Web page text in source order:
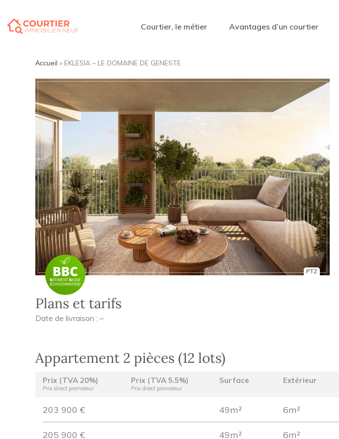
Courtier, le métier Avantages d’un courtier
Accueil » EKLESIA – LE DOMAINE DE GENESTE
PTZ
Plans et tarifs
Date de livraison : –
Appartement 2 pièces (12 lots)
Prix (TVA 20%)
Prix direct promoteur
Prix (TVA 5.5%)
Prix direct promoteur
Surface Extérieur
203 900 € 49m² 6m²
205 900 € 49m² 6m²